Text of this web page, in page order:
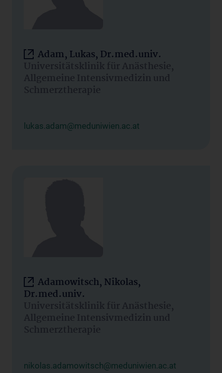
Adam, Lukas, Dr.med.univ.
Universitätsklinik für Anästhesie,
Allgemeine Intensivmedizin und
Schmerztherapie
lukas.adam@meduniwien.ac.at
Adamowitsch, Nikolas,
Dr.med.univ.
Universitätsklinik für Anästhesie,
Allgemeine Intensivmedizin und
Schmerztherapie
nikolas.adamowitsch@meduniwien.ac.at